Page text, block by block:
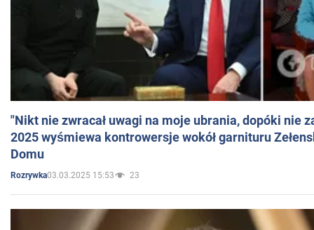
"Nikt nie zwracał uwagi na moje ubrania, dopóki nie
2025 wyśmiewa kontrowersje wokół garnituru
Domu
Rozrywka03.03.2025 15:53 23